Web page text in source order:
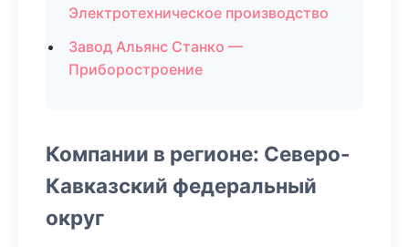
Электротехническое производство
Завод Альянс Станко —
Приборостроение
Компании в регионе: Северо-
Кавказский федеральный
округ